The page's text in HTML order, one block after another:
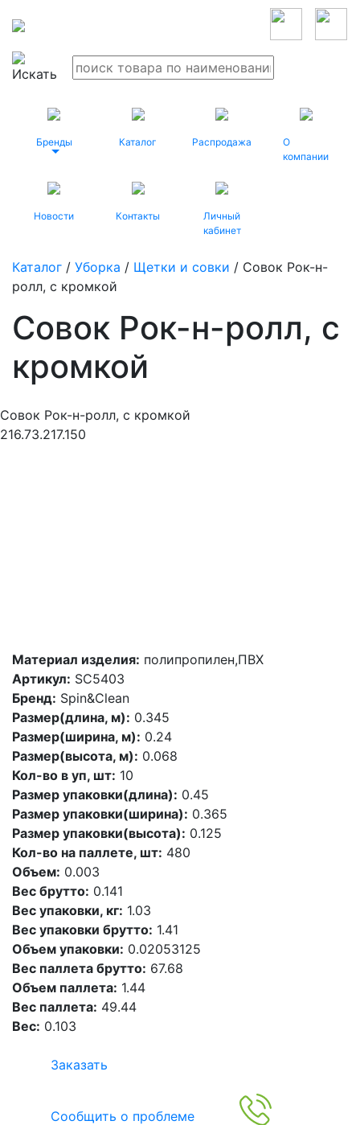
Бренды Каталог Распродажа
О
компании
Новости Контакты
Личный
кабинет
Каталог / Уборка / Щетки и совки / Совок Рок-н-
ролл, с кромкой
Совок Рок-н-ролл, с
кромкой
Совок Рок-н-ролл, с кромкой
216.73.217.150
Материал изделия: полипропилен,ПВХ
Артикул: SC5403
Бренд: Spin&Clean
Размер(длина, м): 0.345
Размер(ширина, м): 0.24
Размер(высота, м): 0.068
Кол-во в уп, шт: 10
Размер упаковки(длина): 0.45
Размер упаковки(ширина): 0.365
Размер упаковки(высота): 0.125
Кол-во на паллете, шт: 480
Объем: 0.003
Вес брутто: 0.141
Вес упаковки, кг: 1.03
Вес упаковки брутто: 1.41
Объем упаковки: 0.02053125
Вес паллета брутто: 67.68
Объем паллета: 1.44
Вес паллета: 49.44
Вес: 0.103
Заказать
Сообщить о проблеме